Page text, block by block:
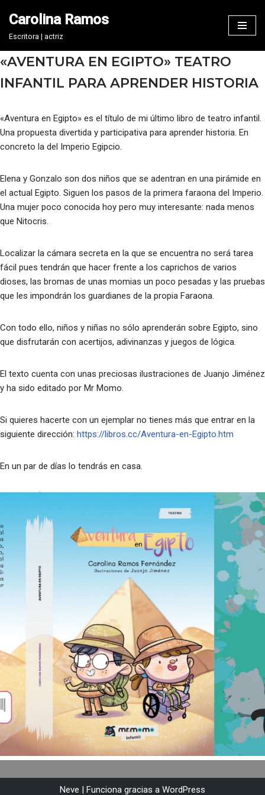
Saltar
contenido
Carolina Ramos
Escritora | actriz
«AVENTURA EN EGIPTO» TEATRO
INFANTIL PARA APRENDER HISTORIA
«Aventura en Egipto» es el título de mi último libro de teatro infantil.
Una propuesta divertida y participativa para aprender historia. En
concreto la del Imperio Egipcio.
Elena y Gonzalo son dos niños que se adentran en una pirámide en
el actual Egipto. Siguen los pasos de la primera faraona del Imperio.
Una mujer poco conocida hoy pero muy interesante: nada menos
que Nitocris.
Localizar la cámara secreta en la que se encuentra no será tarea
fácil pues tendrán que hacer frente a los caprichos de varios
dioses, las bromas de unas momias un poco pesadas y las pruebas
que les impondrán los guardianes de la propia Faraona.
Con todo ello, niños y niñas no sólo aprenderán sobre Egipto, sino
que disfrutarán con acertijos, adivinanzas y juegos de lógica.
El texto cuenta con unas preciosas ilustraciones de Juanjo Jiménez
y ha sido editado por Mr Momo.
Si quieres hacerte con un ejemplar no tienes más que entrar en la
siguiente dirección: https://libros.cc/Aventura-en-Egipto.htm
En un par de días lo tendrás en casa.
Neve | Funciona gracias a WordPress